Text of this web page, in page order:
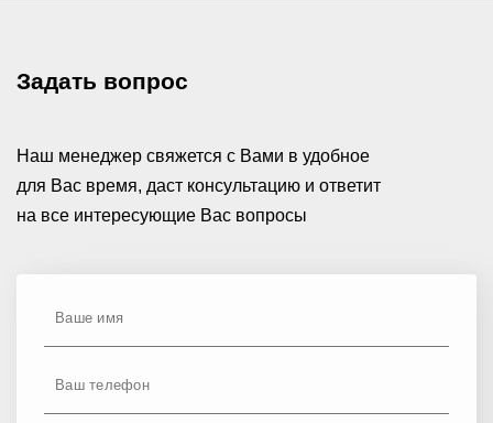
Задать вопрос
Наш менеджер свяжется с Вами в удобное
для Вас время, даст консультацию и ответит
на все интересующие Вас вопросы